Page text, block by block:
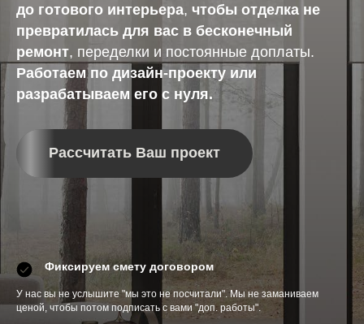
до готового интерьера, чтобы отделка не
превратилась для вас в бесконечный
ремонт, переделки и постоянные доплаты.
Работаем по дизайн-проекту или
разрабатываем его с нуля.
Рассчитать Ваш проект
Фиксируем смету договором
У нас вы не услышите "мы это не посчитали". Мы не заманиваем
ценой, чтобы потом подписать с вами "доп. работы".